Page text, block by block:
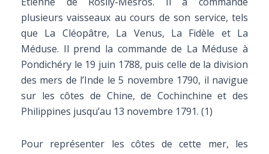
plusieurs vaisseaux au cours de son service, tels
que La Cléopâtre, La Venus, La Fidèle et La
Méduse. Il prend la commande de La Méduse à
Pondichéry le 19 juin 1788, puis celle de la division
des mers de l’Inde le 5 novembre 1790, il navigue
sur les côtes de Chine, de Cochinchine et des
Philippines jusqu’au 13 novembre 1791. (1)
Pour représenter les côtes de cette mer, les